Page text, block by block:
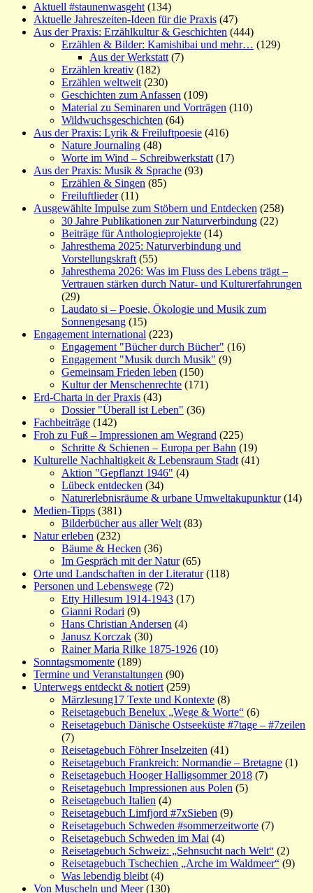
Aktuell #staunenwasgeht (134)
Aktuelle Jahreszeiten-Ideen für die Praxis (47)
Aus der Praxis: Erzählkultur & Geschichten (444)
Erzählen & Bilder: Kamishibai und mehr… (129)
Aus der Werkstatt (7)
Erzählen kreativ (182)
Erzählen weltweit (230)
Geschichten zum Anfassen (109)
Material zu Seminaren und Vorträgen (110)
Wildwuchsgeschichten (64)
Aus der Praxis: Lyrik & Freiluftpoesie (416)
Nature Journaling (48)
Worte im Wind – Schreibwerkstatt (17)
Aus der Praxis: Musik & Sprache (93)
Erzählen & Singen (85)
Freiluftlieder(11)
Ausgewählte Impulse zum Stöbern und Entdecken (258)
30 Jahre Publikationen zur Naturverbindung (22)
Beiträge für Anthologieprojekte (14)
Jahresthema 2025: Naturverbindung und
Vorstellungskraft (55)
Jahresthema 2026: Was im Fluss des Lebens trägt –
Vertrauen stärken durch Natur- und Kulturerfahrungen
(29)
Laudato si – Poesie, Ökologie und Musik zum
Sonnengesang (15)
Engagement international (223)
Engagement "Bücher durch Bücher" (16)
Engagement "Musik durch Musik" (9)
Gemeinsam Frieden leben (150)
Kultur der Menschenrechte (171)
Erd-Charta in der Praxis (43)
Dossier "Überall ist Leben" (36)
Fachbeiträge (142)
Froh zu Fuß – Impressionen am Wegrand (225)
Schritte & Schienen – Europa per Bahn (19)
Kulturelle Nachhaltigkeit & Lebensraum Stadt (41)
Aktion "Gepflanzt 1946" (4)
Lübeck entdecken (34)
Naturerlebnisräume & urbane Umweltakupunktur(14)
Medien-Tipps (381)
Bilderbücher aus aller Welt (83)
Natur erleben (232)
Bäume & Hecken (36)
Im Gespräch mit der Natur(65)
Orte und Landschaften in der Literatur(118)
Personen und Lebenswege (72)
Etty Hillesum 1914-1943 (17)
Gianni Rodari (9)
Hans Christian Andersen (4)
Janusz Korczak (30)
Rainer Maria Rilke 1875-1926 (10)
Sonntagsmomente (189)
Termine und Veranstaltungen (90)
Unterwegs entdeckt & notiert (259)
Märzlesung17 Texte und Kontexte (8)
Reisetagebuch Benelux „Wege & Worte“ (6)
Reisetagebuch Dänische Ostseeküste #7tage – #7zeilen
(7)
Reisetagebuch Föhrer Inselzeiten (41)
Reisetagebuch Frankreich: Normandie – Bretagne (1)
Reisetagebuch Hooger Halligsommer 2018 (7)
Reisetagebuch Impressionen aus Polen (5)
Reisetagebuch Italien (4)
Reisetagebuch Limfjord #7xSieben (9)
Reisetagebuch Schweden #sommerzeitworte (7)
Reisetagebuch Schweden im Mai (4)
Reisetagebuch Schweiz: „Sehnsucht nach Welt“ (2)
Reisetagebuch Tschechien „Arche im Waldmeer“ (9)
Was lebendig bleibt (4)
Von Muscheln und Meer(130)